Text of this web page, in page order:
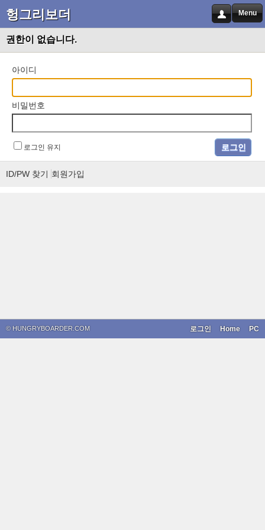
헝그리보더 Menu
권한이 없습니다.
아이디
비밀번호
로그인 유지
ID/PW 찾기 회원가입
© HUNGRYBOARDER.COM PC
Home
로그인